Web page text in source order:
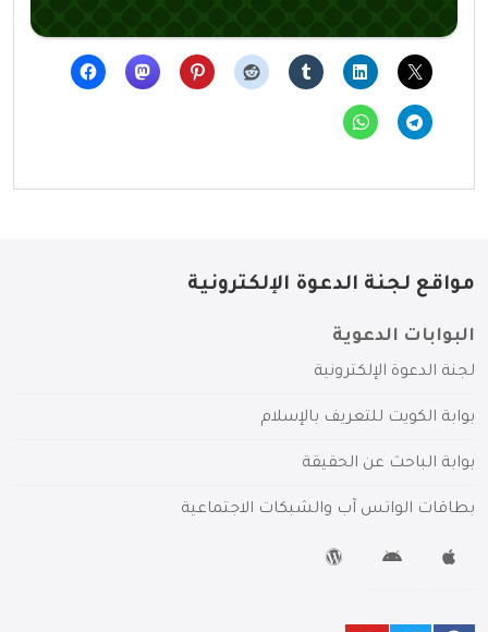
مواقع لجنة الدعوة الإلكترونية
البوابات الدعوية
لجنة الدعوة الإلكترونية
بوابة الكويت للتعريف بالإسلام
بوابة الباحث عن الحقيقة
بطاقات الواتس آب والشبكات الاجتماعية